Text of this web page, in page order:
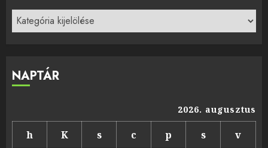
Kategóriák
NAPTÁR
2026. augusztus
h K s c p s
v